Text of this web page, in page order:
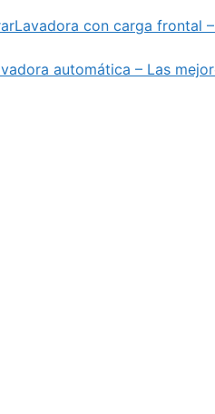
Lavadora con carga frontal
automática – Las